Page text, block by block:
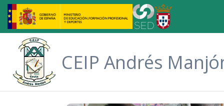
Saltar al contenido principal
CEIP Andrés